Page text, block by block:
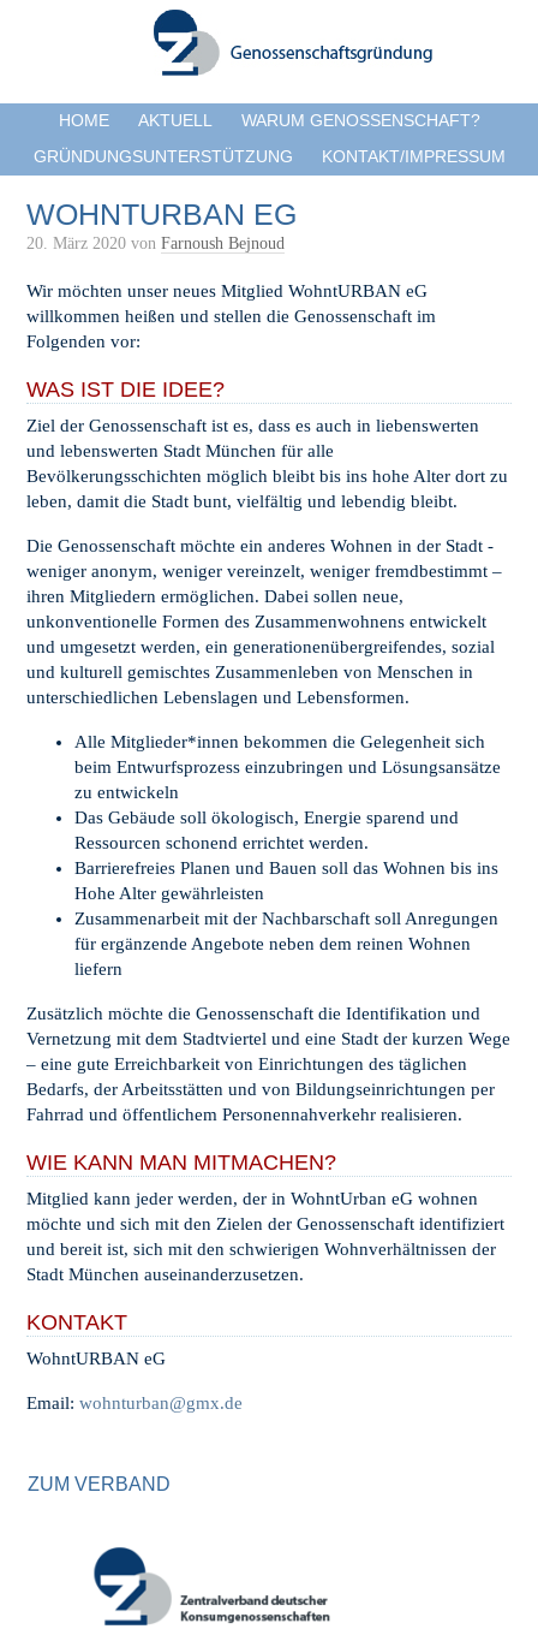
HOME AKTUELL
WARUM GENOSSENSCHAFT?
GRÜNDUNGSUNTERSTÜTZUNG
KONTAKT/IMPRESSUM
WOHNTURBAN EG
20. März 2020 vonFarnoush Bejnoud
Wir möchten unser neues Mitglied WohntURBAN eG
willkommen heißen und stellen die Genossenschaft im
Folgenden vor:
WAS IST DIE IDEE?
Ziel der Genossenschaft ist es, dass es auch in liebenswerten
und lebenswerten Stadt München für alle
Bevölkerungsschichten möglich bleibt bis ins hohe Alter dort zu
leben, damit die Stadt bunt, vielfältig und lebendig bleibt.
Die Genossenschaft möchte ein anderes Wohnen in der Stadt -
weniger anonym, weniger vereinzelt, weniger fremdbestimmt –
ihren Mitgliedern ermöglichen. Dabei sollen neue,
unkonventionelle Formen des Zusammenwohnens entwickelt
und umgesetzt werden, ein generationenübergreifendes, sozial
und kulturell gemischtes Zusammenleben von Menschen in
unterschiedlichen Lebenslagen und Lebensformen.
Alle Mitglieder*innen bekommen die Gelegenheit sich
beim Entwurfsprozess einzubringen und Lösungsansätze
zu entwickeln
Das Gebäude soll ökologisch, Energie sparend und
Ressourcen schonend errichtet werden.
Barrierefreies Planen und Bauen soll das Wohnen bis ins
Hohe Alter gewährleisten
Zusammenarbeit mit der Nachbarschaft soll Anregungen
für ergänzende Angebote neben dem reinen Wohnen
liefern
Zusätzlich möchte die Genossenschaft die Identifikation und
Vernetzung mit dem Stadtviertel und eine Stadt der kurzen Wege
– eine gute Erreichbarkeit von Einrichtungen des täglichen
Bedarfs, der Arbeitsstätten und von Bildungseinrichtungen per
Fahrrad und öffentlichem Personennahverkehr realisieren.
WIE KANN MAN MITMACHEN?
Mitglied kann jeder werden, der in WohntUrban eG wohnen
möchte und sich mit den Zielen der Genossenschaft identifiziert
und bereit ist, sich mit den schwierigen Wohnverhältnissen der
Stadt München auseinanderzusetzen.
KONTAKT
WohntURBAN eG
Email:wohnturban@gmx.de
ZUM VERBAND